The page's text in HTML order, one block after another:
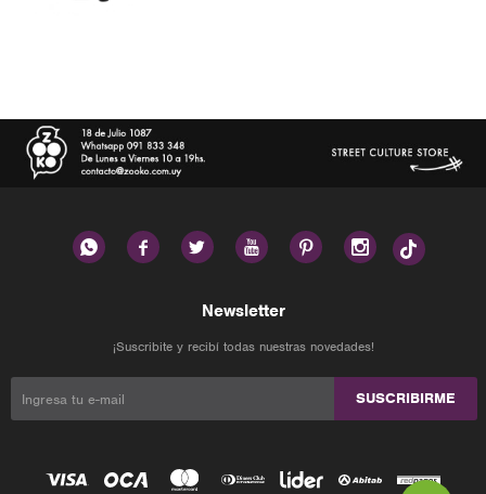
     
Newsletter
¡Suscribite y recibí todas nuestras novedades!
SUSCRIBIRME